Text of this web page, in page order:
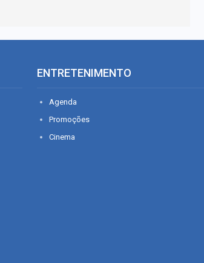
ENTRETENIMENTO
Agenda
Promoções
Cinema